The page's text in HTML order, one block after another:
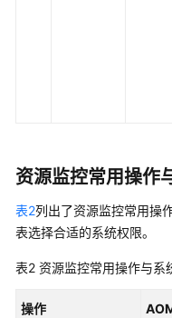
扎
比
区
域）
用
资源监控常用操作
表2列出了资源监控常用操
表选择合适的系统权限。
表2 资源监控常用操作与系
操作